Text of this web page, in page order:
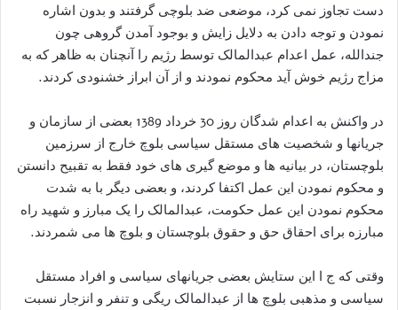
دست تجاوز نمی کرد، موضعی ضد بلوچی گرفتند و بدون اشاره
نمودن و توجه دادن به دلایل زایش و بوجود آمدن گروهی چون
جندالله، عمل اعدام عبدالمالک توسط رژیم را آنچنان به ظاهر که به
مزاج رژیم خوش آید محکوم نمودند و از آن ابراز خشنودی کردند.
در واکنش به اعدام شدگان روز 30 خرداد 1389 بعضی از سازمان و
جریانها و شخصیت های مستقل سیاسی بلوچ خارج از سرزمین
بلوچستان، در بیانیه ها و موضع گیری های خود فقط به تقبیح دانستن
و محکوم نمودن این عمل اکتفا کردند، و بعضی دیگر با به شدت
محکوم نمودن این عمل حکومت، عبدالمالک را یک مبارز و شهید راه
مبارزه برای احقاق حق و حقوق بلوچستان و بلوچ ها می شمردند.
وقتی که ج ا این ستایش بعضی جریانهای سیاسی و افراد مستقل
سیاسی و مذهبی بلوچ ها از عبدالمالک ریگی و تنفر و انزجار نسبت